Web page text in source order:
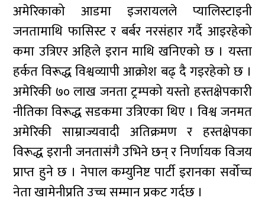
अमेरिकाको आडमा इजरायलले प्यालिस्टाइनी
जनतामाथि फासिस्ट र बर्बर नरसंहार गर्दै आइरहेको
कमा उत्रिएर अहिले इरान माथि खनिएको छ । यस्ता
हर्कत विरूद्ध विश्वव्यापी आक्रोश बढ् दै गइरहेको छ ।
अमेरिकी ७० लाख जनता ट्रम्पको यस्तो हस्तक्षेपकारी
नीतिका विरूद्ध सडकमा उत्रिएका थिए । विश्व जनमत
अमेरिकी साम्राज्यवादी अतिक्रमण र हस्तक्षेपका
विरूद्ध इरानी जनतासंगै उभिने छन् र निर्णायक विजय
प्राप्त हुने छ । नेपाल कम्युनिष्ट पार्टी इरानका सर्वोच्च
नेता खामेनीप्रति उच्च सम्मान प्रकट गर्दछ ।